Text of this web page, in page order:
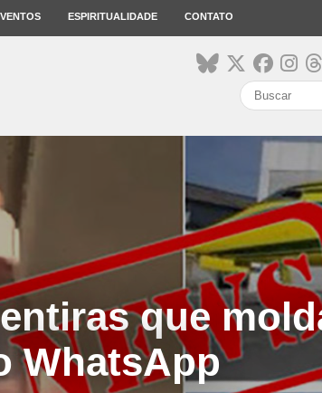
ESPIRITUALIDADE CONTATO
que
WhatsApp